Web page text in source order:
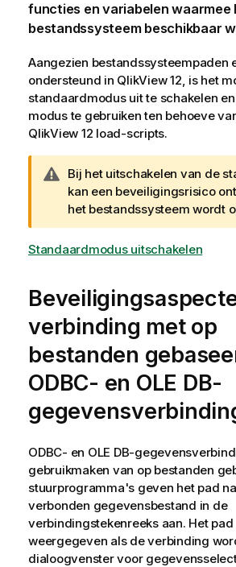
functies en variabelen waarmee
bestandssysteem beschikbaar
Aangezien bestandssysteempaden
ondersteund in QlikView 12, is het
standaardmodus uit te schakelen
modus te gebruiken ten behoeve
QlikView 12 load-scripts.
W
a
a
r
s
u
i
n
Bij het uitschakelen van de
kan een beveiligingsrisico
het bestandssysteem wordt
Standaardmodus uitschakelen
verbinding met op
bestanden
ODBC- en OLE DB-
ODBC- en OLE DB-
gebruikmaken van op bestanden
stuurprogramma's geven het pad
verbonden gegevensbestand in de
verbindingstekenreeks aan. Het
weergegeven als de verbinding
dialoogvenster voor